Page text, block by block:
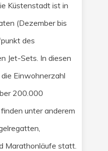
Küstenstadt ist in
(Dezember bis
des
Jet-Sets. In diesen
Einwohnerzahl
200.000
unter anderem
Marathonläufe statt.